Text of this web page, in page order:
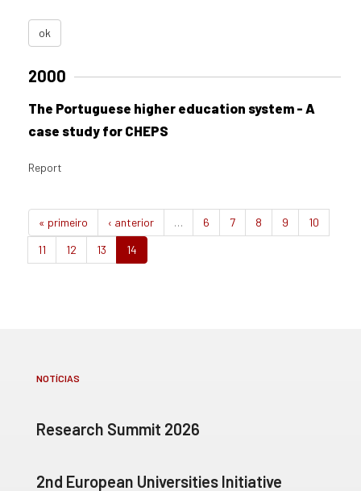
ok
2000
The Portuguese higher education system - A
case study for CHEPS
Report
« primeiro ‹ anterior … 6 7 8 9
10
11
12 13 14
NOTÍCIAS
Research Summit 2026
2nd European Universities Initiative